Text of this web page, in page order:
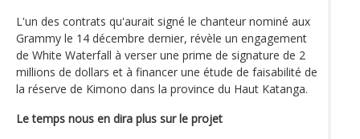
L'un des contrats qu'aurait signé le chanteur nominé aux
Grammy le 14 décembre dernier, révèle un engagement
de White Waterfall à verser une prime de signature de 2
millions de dollars et à financer une étude de faisabilité de
la réserve de Kimono dans la province du Haut Katanga.
Le temps nous en dira plus sur le projet